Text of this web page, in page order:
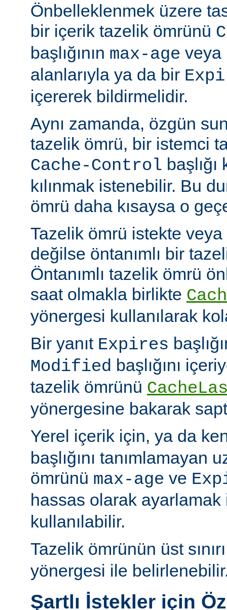
Önbelleklenmek üzere
bir içerik tazelik ömrünü
başlığının max-age veya
alanlarıyla ya da bir
içererek bildirmelidir.
Aynı zamanda, özgün
tazelik ömrü, bir istemci
Cache-Control
kılınmak istenebilir. Bu
ömrü daha kısaysa o
Tazelik ömrü istekte veya
değilse öntanımlı bir
Öntanımlı tazelik ömrü
saat olmakla birlikte
yönergesi kullanılarak
Bir yanıt Expires
Modified başlığını
tazelik ömrünü
yönergesine bakarak
Yerel içerik için, ya da
başlığını tanımlamayan
ömrünü max-age ve
hassas olarak
kullanılabilir.
Tazelik ömrünün üst
yönergesi ile
Şartlı İstekler için